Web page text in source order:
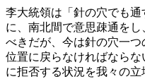
李大統領は「針の穴でも
に、南北間で意思疎通を
べきだが、今は針の穴一
位置に戻らなければなら
に拒否する状況を我々の